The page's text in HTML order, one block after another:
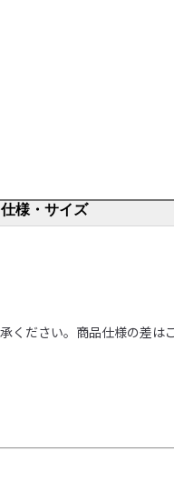
仕様・サイズ